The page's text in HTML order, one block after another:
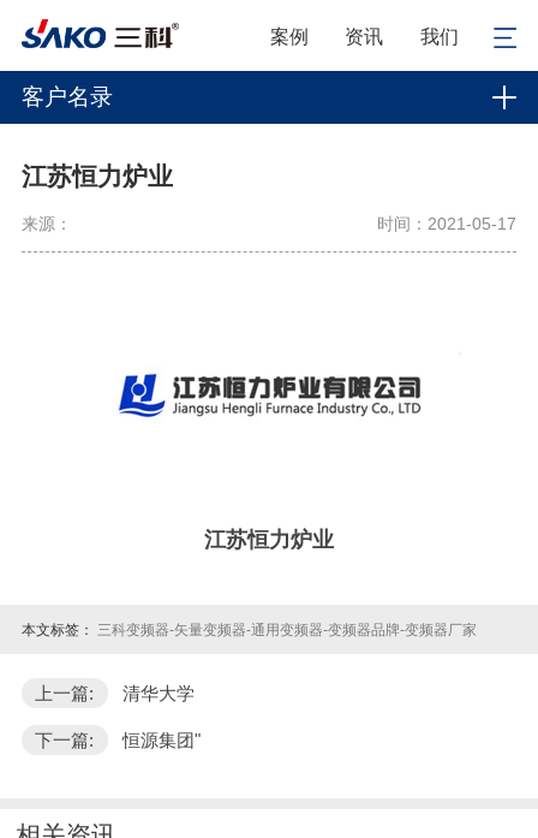
案例 资讯 我们
客户名录
江苏恒力炉业
来源： 时间：2021-05-17
江苏恒力炉业
本文标签： 三科变频器-矢量变频器-通用变频器-变频器品牌-变频器厂家
上一篇: 清华大学
下一篇: 恒源集团"